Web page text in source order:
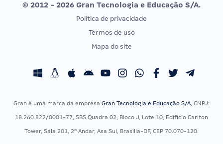
Vunesp
CONCURSOS POR PROFISSÃO
Concursos Fiscais
Concursos Saúde
EXAME DE ORDEM
Calendário OAB
© 2012 - 2026 Gran Tecnologia e Educação S/A.
Política de privacidade
Termos de uso
Mapa do site
Gran é uma marca da empresa Gran Tecnologia e Educação S/A, CNPJ:
18.260.822/0001-77, SBS Quadra 02, Bloco J, Lote 10, Edifício Carlton
Tower, Sala 201, 2º Andar, Asa Sul, Brasília-DF, CEP 70.070-120.